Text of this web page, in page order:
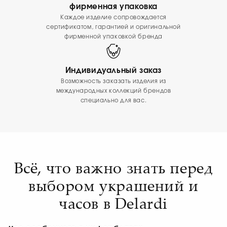
фирменная упаковка
Каждое изделие сопровождается
сертификатом, гарантией и оригинальной
фирменной упаковкой бренда
Индивидуальный заказ
Возможность заказать изделия из
международных коллекций брендов
специально для вас.
Всё, что важно знать перед
выбором украшений и
часов в Delardi